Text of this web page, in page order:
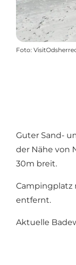
Foto:
Guter Sand-
der Nähe von
30m breit.
Campingplatz
entfernt.
Aktuelle